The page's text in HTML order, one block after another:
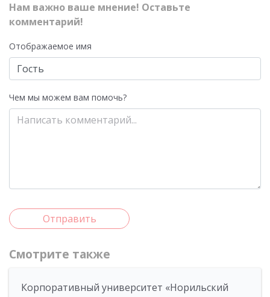
Нам важно ваше мнение! Оставьте
комментарий!
Отображаемое имя
Чем мы можем вам помочь?
Отправить
Смотрите также
Корпоративный университет «Норильский